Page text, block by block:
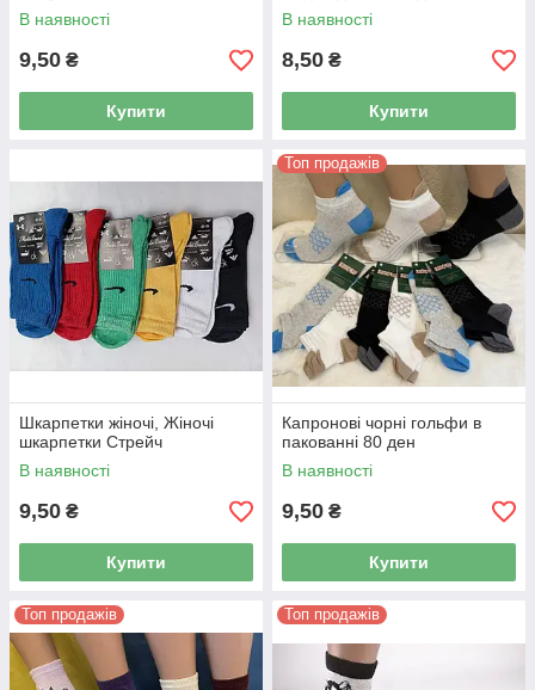
Наші менеджера нададуть Вам компетентну консультацію і
В наявності
9,50 ₴
Купити
В наявності
8,50 ₴
Купити
Шкарпетки жіночі, Жіночі
шкарпетки Стрейч
В наявності
9,50 ₴
Купити
Топ продажів
Капронові чорні гольфи в
пакованні 80 ден
В наявності
9,50 ₴
Купити
Топ продажів Топ продажів